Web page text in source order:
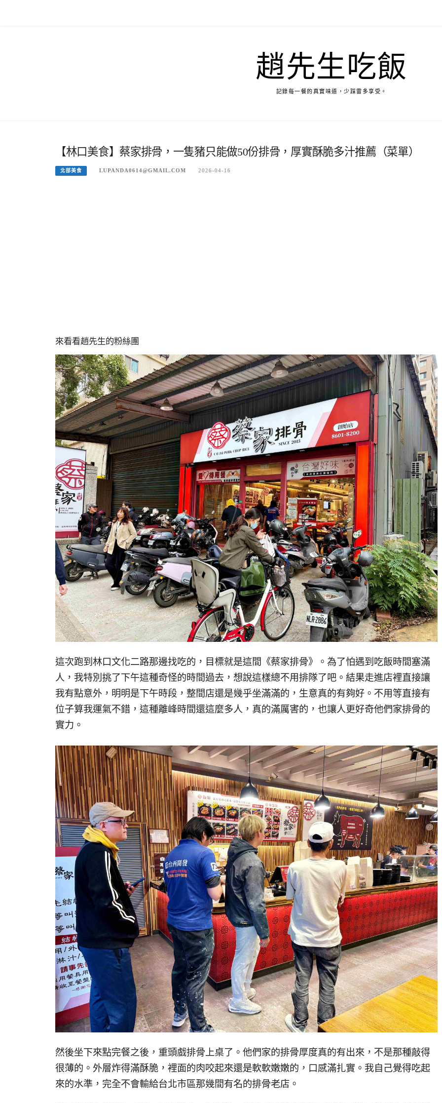
趙先生吃飯
記錄每一餐的真實味道，少踩雷多享受。
【林口美食】蔡家排骨，一隻豬只能做50份排骨，厚實酥脆多汁推薦（菜單）
北部美食 LUPANDA0614@GMAIL.COM 2026-04-16
來看看趙先生的粉絲團
這次跑到林口文化二路那邊找吃的，目標就是這間《蔡家排骨》。為了怕遇到吃飯時間塞滿
人，我特別挑了下午這種奇怪的時間過去，想說這樣總不用排隊了吧。結果走進店裡直接讓
我有點意外，明明是下午時段，整間店還是幾乎坐滿滿的，生意真的有夠好。不用等直接有
位子算我運氣不錯，這種離峰時間還這麼多人，真的滿厲害的，也讓人更好奇他們家排骨的
實力。
然後坐下來點完餐之後，重頭戲排骨上桌了。他們家的排骨厚度真的有出來，不是那種敲得
很薄的。外層炸得滿酥脆，裡面的肉咬起來還是軟軟嫩嫩的，口感滿扎實。我自己覺得吃起
來的水準，完全不會輸給台北市區那幾間有名的排骨老店。